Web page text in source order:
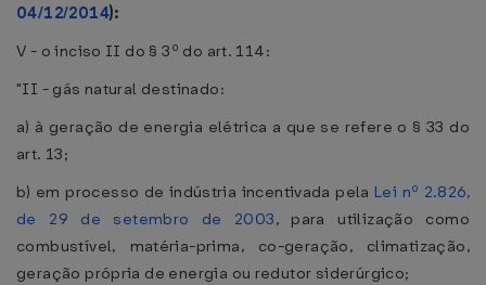
04/12/2014):
V - o inciso II do § 3º do art. 114:
"II - gás natural destinado:
a) à geração de energia elétrica a que se refere o § 33 do
art. 13;
b) em processo de indústria incentivada pela Lei nº 2.826,
de 29 de setembro de 2003, para utilização como
combustível, matéria-prima, co-geração, climatização,
geração própria de energia ou redutor siderúrgico;